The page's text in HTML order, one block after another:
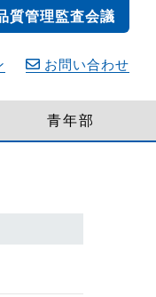
お問い合わせ
質管理監査会議
青年部